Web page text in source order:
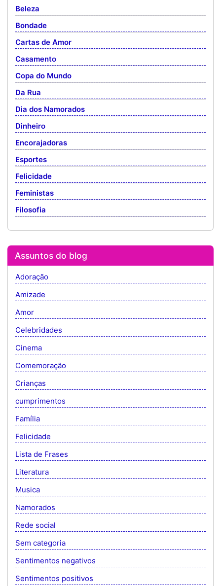
Beleza
Bondade
Cartas de Amor
Casamento
Copa do Mundo
Da Rua
Dia dos Namorados
Dinheiro
Encorajadoras
Esportes
Felicidade
Feministas
Filosofia
Assuntos do blog
Adoração
Amizade
Amor
Celebridades
Cinema
Comemoração
Crianças
cumprimentos
Família
Felicidade
Lista de Frases
Literatura
Musica
Namorados
Rede social
Sem categoria
Sentimentos negativos
Sentimentos positivos